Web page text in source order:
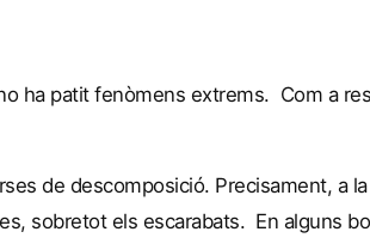
ha patit fenòmens extrems. Com a
de descomposició. Precisament, a
sobretot els escarabats. En alguns